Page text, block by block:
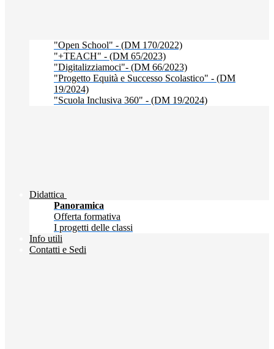
"Open School" - (DM 170/2022)
"+TEACH" - (DM 65/2023)
"Digitalizziamoci"- (DM 66/2023)
"Progetto Equità e Successo Scolastico" - (DM
19/2024)
"Scuola Inclusiva 360" - (DM 19/2024)
Didattica
Panoramica
Offerta formativa
I progetti delle classi
Info utili
Contatti e Sedi